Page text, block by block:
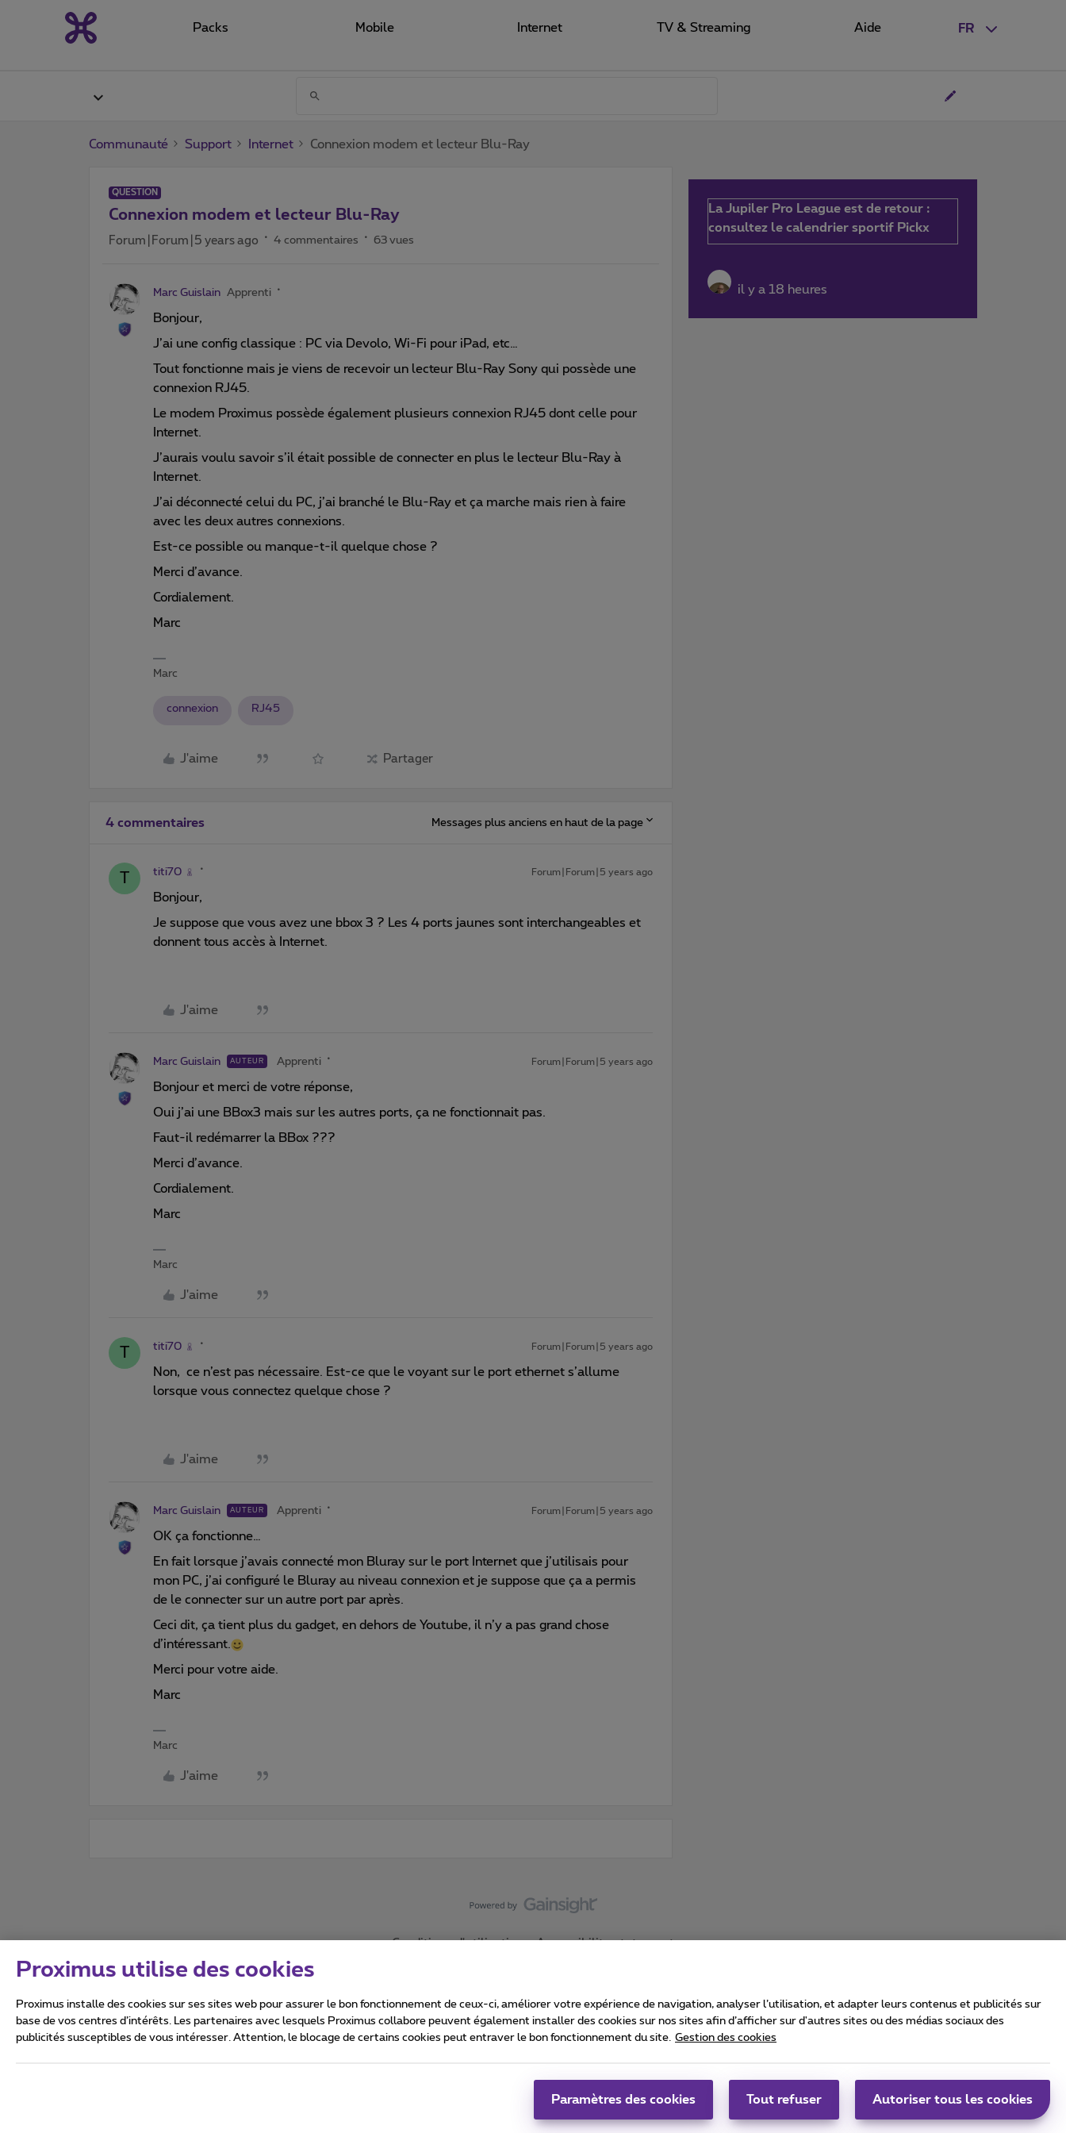
FR
Packs Mobile Internet TV & Streaming Aide
Communauté Support Internet Connexion modem et lecteur Blu-Ray
QUESTION
Connexion modem et lecteur Blu-Ray
Forum|Forum|5 years ago 4 commentaires 63 vues
Marc Guislain Apprenti
Bonjour,
J’ai une config classique : PC via Devolo, Wi-Fi pour iPad, etc…
Tout fonctionne mais je viens de recevoir un lecteur Blu-Ray Sony qui possède une
connexion RJ45.
Le modem Proximus possède également plusieurs connexion RJ45 dont celle pour
Internet.
J’aurais voulu savoir s’il était possible de connecter en plus le lecteur Blu-Ray à
Internet.
J’ai déconnecté celui du PC, j’ai branché le Blu-Ray et ça marche mais rien à faire
avec les deux autres connexions.
Est-ce possible ou manque-t-il quelque chose ?
Merci d’avance.
Cordialement.
Marc
Marc
connexion RJ45
J'aime Partager
4 commentaires Messages plus anciens en haut de la page
T titi70 Forum|Forum|5 years ago
Bonjour,
Je suppose que vous avez une bbox 3 ? Les 4 ports jaunes sont interchangeables et
donnent tous accès à Internet.
J'aime
Marc Guislain AUTEUR Apprenti Forum|Forum|5 years ago
Bonjour et merci de votre réponse,
Oui j’ai une BBox3 mais sur les autres ports, ça ne fonctionnait pas.
Faut-il redémarrer la BBox ???
Merci d’avance.
Cordialement.
Marc
Marc
J'aime
T titi70 Forum|Forum|5 years ago
Non, ce n’est pas nécessaire. Est-ce que le voyant sur le port ethernet s’allume
lorsque vous connectez quelque chose ?
J'aime
Marc Guislain AUTEUR Apprenti Forum|Forum|5 years ago
OK ça fonctionne…
En fait lorsque j’avais connecté mon Bluray sur le port Internet que j’utilisais pour
mon PC, j’ai configuré le Bluray au niveau connexion et je suppose que ça a permis
de le connecter sur un autre port par après.
Ceci dit, ça tient plus du gadget, en dehors de Youtube, il n’y a pas grand chose
d’intéressant.
Merci pour votre aide.
Marc
Marc
J'aime
La Jupiler Pro League est de retour :
consultez le calendrier sportif Pickx
il y a 18 heures
Conditions d'utilisation Accessibility statement
Tous droits réservés. ©2026Proximus
Carrier & Wholesale Solutions
Proximus Group
|
Proximus utilise des cookies
Proximus installe des cookies sur ses sites web pour assurer le bon fonctionnement de ceux-ci, améliorer votre expérience de navigation, analyser l’utilisation, et adapter leurs contenus et publicités sur
base de vos centres d’intérêts. Les partenaires avec lesquels Proximus collabore peuvent également installer des cookies sur nos sites afin d’afficher sur d'autres sites ou des médias sociaux des
publicités susceptibles de vous intéresser. Attention, le blocage de certains cookies peut entraver le bon fonctionnement du site. Gestion des cookies
Paramètres des cookies Tout refuser Autoriser tous les cookies